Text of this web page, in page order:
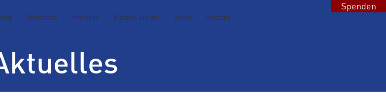
Spenden
Menschen Projekte Machen Sie mit News Kontakt